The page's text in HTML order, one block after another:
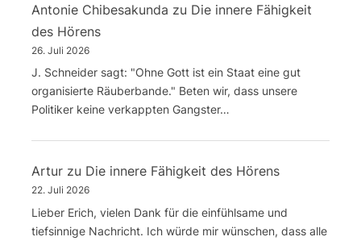
Antonie Chibesakunda zu Die innere Fähigkeit
des Hörens
26. Juli 2026
J. Schneider sagt: "Ohne Gott ist ein Staat eine gut
organisierte Räuberbande." Beten wir, dass unsere
Politiker keine verkappten Gangster…
Artur zu Die innere Fähigkeit des Hörens
22. Juli 2026
Lieber Erich, vielen Dank für die einfühlsame und
tiefsinnige Nachricht. Ich würde mir wünschen, dass alle